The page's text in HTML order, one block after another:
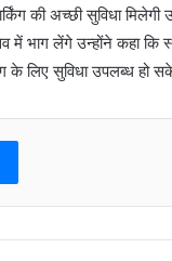
की अच्छी सुविधा
भाग लेंगे उन्होंने कहा कि
के लिए सुविधा उपलब्ध हो